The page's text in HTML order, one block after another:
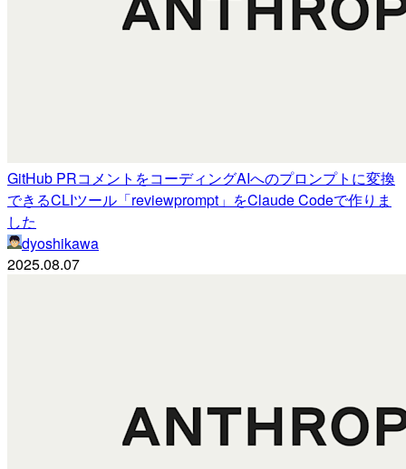
GitHub PRコメントをコーディングAIへのプロンプトに変換
できるCLIツール「reviewprompt」をClaude Codeで作りま
した
dyoshikawa
2025.08.07